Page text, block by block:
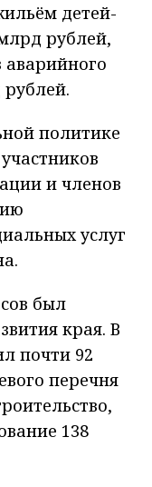
детей-
рублей,
аварийного
политике
и членов
услуг
был
края. В
почти 92
перечня
138